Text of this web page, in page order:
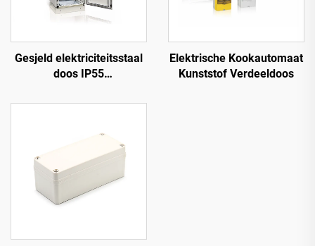
Gesjeld elektriciteitsstaal
doos IP55
Elektrische Kookautomaat
Kunststof Verdeeldoos